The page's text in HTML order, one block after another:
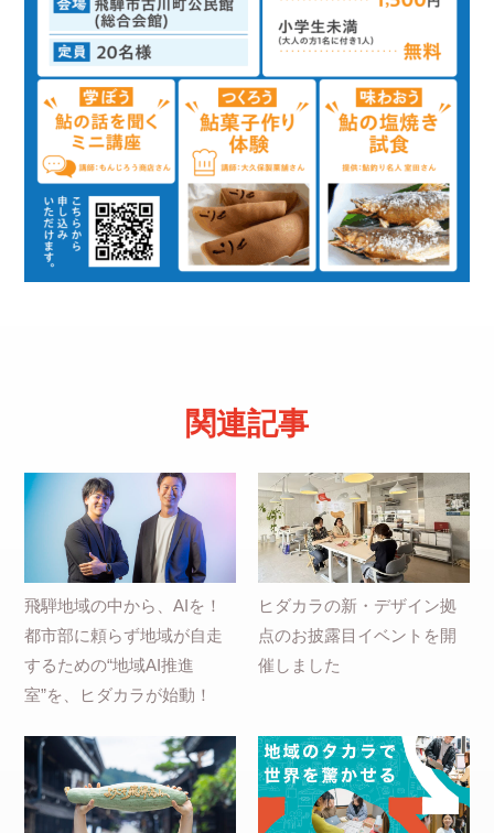
関連記事
飛騨地域の中から、AIを！
都市部に頼らず地域が自走
するための“地域AI推進
室”を、ヒダカラが始動！
ヒダカラの新・デザイン拠
点のお披露目イベントを開
催しました